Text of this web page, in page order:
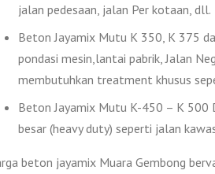
jalan pedesaan, jalan Per kotaan, dll.
Beton Jayamix Mutu K 350, K 375
pondasi mesin,lantai pabrik, Jalan
membutuhkan treatment khusus
Beton Jayamix Mutu K-450 – K 500
besar (heavy duty) seperti jalan
beton jayamix Muara Gembong